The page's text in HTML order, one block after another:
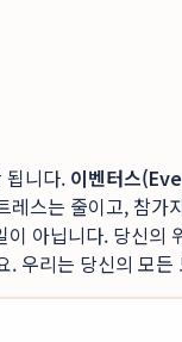
됩니다. 이벤터스
스는 줄이고, 참가
아닙니다. 당신의
우리는 당신의 모